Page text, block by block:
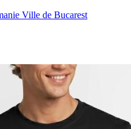
Ville de Bucarest